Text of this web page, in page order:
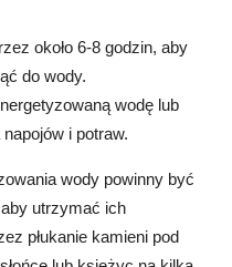
około 6-8 godzin, aby
do wody.
wodę lub
i potraw.
wody powinny być
utrzymać ich
płukanie kamieni pod